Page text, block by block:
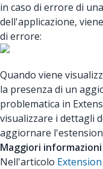
in caso di errore di
dell'applicazione,
di errore:
Quando viene
la presenza di un
problematica in
visualizzare i dettagli
aggiornare
Maggiori informazioni
Nell'articolo